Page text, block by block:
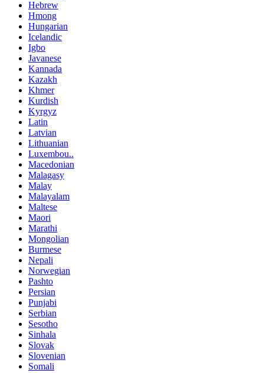
Hebrew
Hmong
Hungarian
Icelandic
Igbo
Javanese
Kannada
Kazakh
Khmer
Kurdish
Kyrgyz
Latin
Latvian
Lithuanian
Luxembou..
Macedonian
Malagasy
Malay
Malayalam
Maltese
Maori
Marathi
Mongolian
Burmese
Nepali
Norwegian
Pashto
Persian
Punjabi
Serbian
Sesotho
Sinhala
Slovak
Slovenian
Somali